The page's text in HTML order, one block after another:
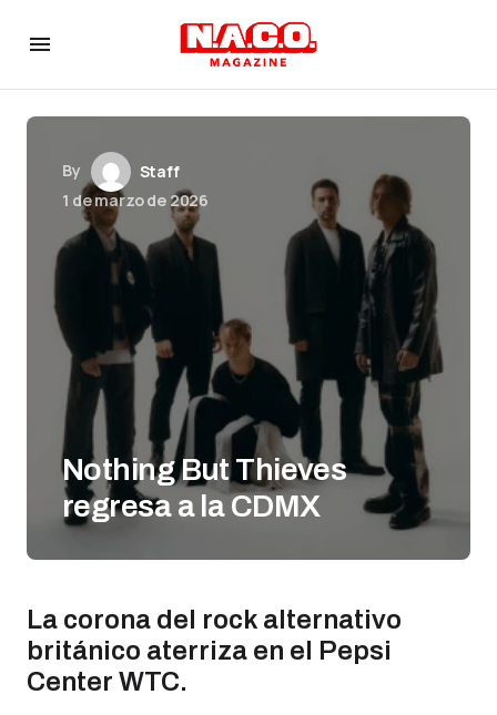
By
Staff
1 de marzo de 2026
Nothing But Thieves
regresa a la CDMX
La corona del rock alternativo
británico aterriza en el Pepsi
Center WTC.